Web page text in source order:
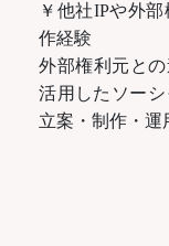
￥他社IPや外
作経験
外部権利元と
活用したソー
立案・制作・運